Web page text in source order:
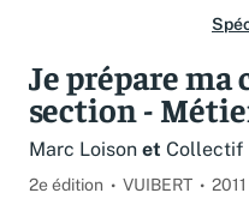
Je prépare ma
section -